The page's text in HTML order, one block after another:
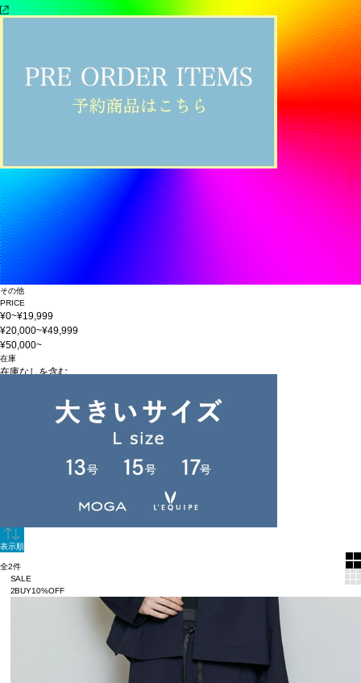
その他
PRICE
¥0~¥19,999
¥20,000~¥49,999
¥50,000~
在庫
在庫なしを含む
表示順
全2件
SALE
2BUY10%OFF